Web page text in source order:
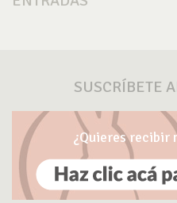
SUSCRÍBETE
¿Quieres recibir